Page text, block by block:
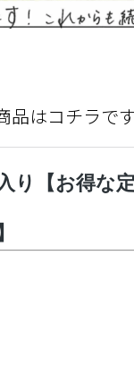
はコチラです